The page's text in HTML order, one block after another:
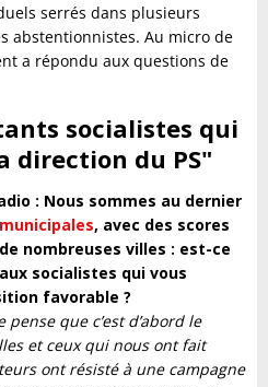
serrés dans plusieurs
abstentionnistes. Au micro de
a répondu aux questions de
socialistes qui
direction du PS"
: Nous sommes au dernier
municipales, avec des scores
nombreuses villes : est-ce
socialistes qui vous
favorable ?
pense que c’est d’abord le
et ceux qui nous ont fait
ont résisté à une campagne